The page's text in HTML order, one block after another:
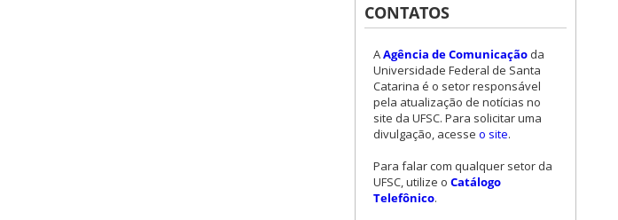
CONTATOS
AAgência de Comunicação da
Universidade Federal de Santa
Catarina é o setor responsável
pela atualização de notícias no
site da UFSC. Para solicitar uma
divulgação, acesse o site.
Para falar com qualquer setor da
UFSC, utilize o Catálogo
Telefônico.